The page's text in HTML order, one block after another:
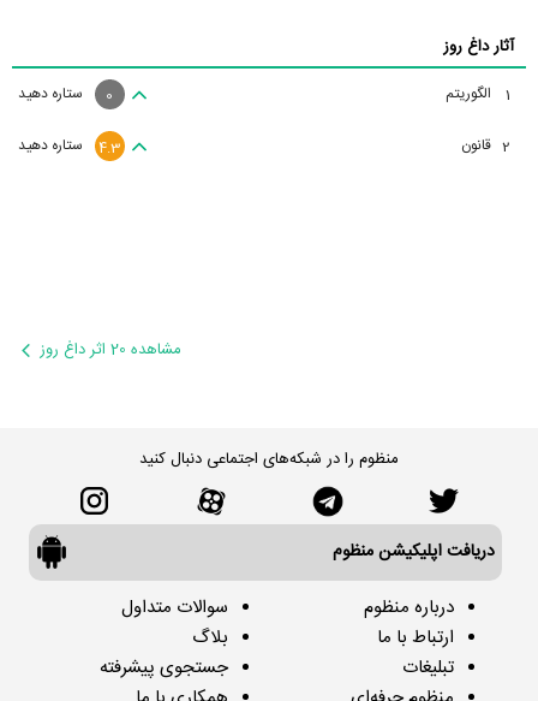
آثار داغ روز
1 الگوریتم ستاره دهید 0
2 قانون ستاره دهید 4.3
مشاهده 20 اثر داغ روز
منظوم را در شبکه‌های اجتماعی دنبال کنید
دریافت اپلیکیشن منظوم
درباره منظوم
ارتباط با ما
تبلیغات
سوالات متداول
بلاگ
جستجوی پیشرفته